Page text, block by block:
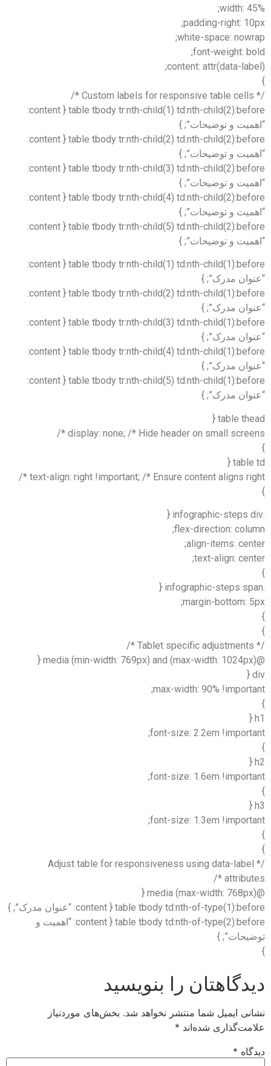
width: 45%;
padding-right: 10px;
white-space: nowrap;
font-weight: bold;
content: attr(data-label);
}
/* Custom labels for responsive table cells */
table tbody tr:nth-child(1) td:nth-child(2):before { content:
“اهمیت و توضیحات”; }
table tbody tr:nth-child(2) td:nth-child(2):before { content:
“اهمیت و توضیحات”; }
table tbody tr:nth-child(3) td:nth-child(2):before { content:
“اهمیت و توضیحات”; }
table tbody tr:nth-child(4) td:nth-child(2):before { content:
“اهمیت و توضیحات”; }
table tbody tr:nth-child(5) td:nth-child(2):before { content:
“اهمیت و توضیحات”; }
table tbody tr:nth-child(1) td:nth-child(1):before { content:
“عنوان مدرک”; }
table tbody tr:nth-child(2) td:nth-child(1):before { content:
“عنوان مدرک”; }
table tbody tr:nth-child(3) td:nth-child(1):before { content:
“عنوان مدرک”; }
table tbody tr:nth-child(4) td:nth-child(1):before { content:
“عنوان مدرک”; }
table tbody tr:nth-child(5) td:nth-child(1):before { content:
“عنوان مدرک”; }
table thead {
display: none; /* Hide header on small screens */
}
table td {
text-align: right !important; /* Ensure content aligns right */
}
.infographic-steps div {
flex-direction: column;
align-items: center;
text-align: center;
}
.infographic-steps span {
margin-bottom: 5px;
}
}
/* Tablet specific adjustments */
@media (min-width: 769px) and (max-width: 1024px) {
div {
max-width: 90% !important;
}
h1 {
font-size: 2.2em !important;
}
h2 {
font-size: 1.6em !important;
}
h3 {
font-size: 1.3em !important;
}
}
/* Adjust table for responsiveness using data-label
attributes */
@media (max-width: 768px) {
table tbody td:nth-of-type(1):before { content: “عنوان مدرک”; }
table tbody td:nth-of-type(2):before { content: “اهمیت و
توضیحات”; }
}
دیدگاهتان را بنویسید
نشانی ایمیل شما منتشر نخواهد شد. بخش‌های موردنیاز
علامت‌گذاری شده‌اند *
دیدگاه *